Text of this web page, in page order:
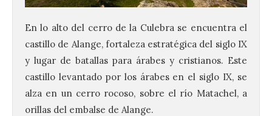
En lo alto del cerro de la Culebra se encuentra el
castillo de Alange, fortaleza estratégica del siglo IX
y lugar de batallas para árabes y cristianos. Este
castillo levantado por los árabes en el siglo IX, se
alza en un cerro rocoso, sobre el río Matachel, a
orillas del embalse de Alange.